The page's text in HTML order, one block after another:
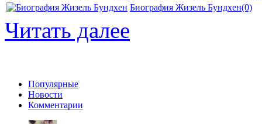
Биография Жизель Бундхен(0)
Читать далее
Популярные
Новости
Комментарии